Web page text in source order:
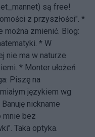
są free!
z przyszłości". *
można zmienić. Blog:
* W
nie ma w naturze
* Monter ułożeń
Piszę na
językiem wg
nickname
mnie bez
Taka optyka.